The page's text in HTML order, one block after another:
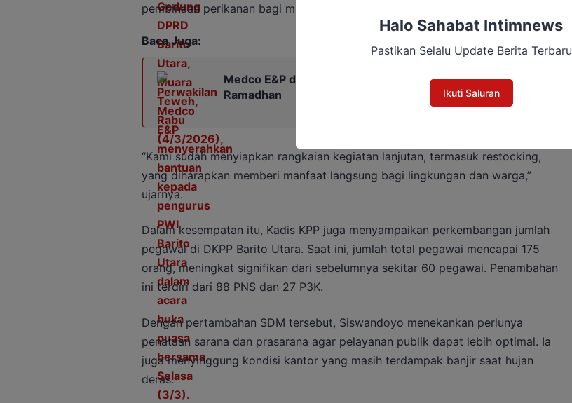
pembinaan perikanan bagi masyarakat.
Baca Juga:
Medco E&P dan PWI Barito Utara Perkuat Sinergi di Bulan
Ramadhan
“Kami sudah menyiapkan rangkaian kegiatan lanjutan, termasuk restocking,
yang diharapkan memberi manfaat langsung bagi lingkungan dan warga,”
ujarnya.
Dalam kesempatan itu, Kadis KPP juga menyampaikan perkembangan jumlah
pegawai di DKPP Barito Utara. Saat ini, jumlah total pegawai mencapai 175
orang, meningkat signifikan dari sebelumnya sekitar 60 pegawai. Penambahan
ini terdiri dari 88 PNS dan 27 P3K.
Dengan pertambahan SDM tersebut, Siswandoyo menekankan perlunya
penataan sarana dan prasarana agar pelayanan publik dapat lebih optimal. Ia
juga menyinggung kondisi kantor yang masih terdampak banjir saat hujan
deras.
Halo Sahabat Intimnews
Pastikan Selalu Update Berita Terbaru
Ikuti Saluran